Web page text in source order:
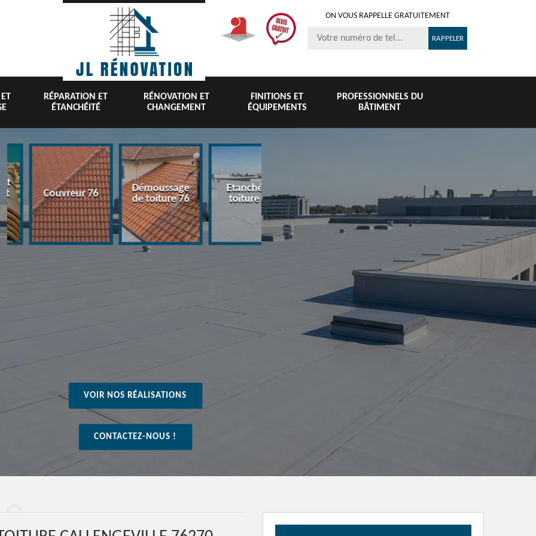
ON VOUS RAPPELLE GRATUITEMENT
RÉPARATION ET
ÉTANCHÉITÉ
RÉNOVATION ET
CHANGEMENT
FINITIONS ET
ÉQUIPEMENTS
PROFESSIONNELS DU
BÂTIMENT
Couvreur 76
Démoussage
de toiture 76
Etanchéité
toiture 76
Nettoyage et
pose de
gouttière 76
tuile et
76
VOIR NOS RÉALISATIONS
CONTACTEZ-NOUS !